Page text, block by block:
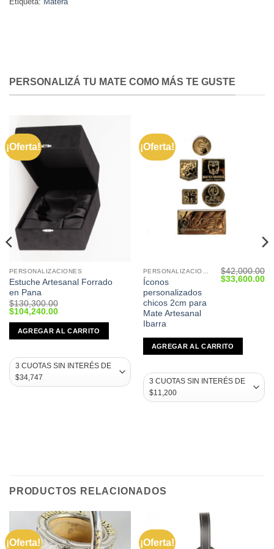
PERSONALIZÁ TU MATE COMO MÁS TE GUSTE
¡Oferta!
PERSONALIZACIONES
Estuche Artesanal Forrado
en Pana
$130,300.00
Original
was:
$130,300.00.
$104,240.00Current
is:
$104,240.00.
AGREGAR AL CARRITO
¡Oferta!
Íconos
personalizados
chicos 2cm para
Mate Artesanal
Ibarra
$42,000.00
Original
$33,600.00
AGREGAR AL CARRITO
PRODUCTOS RELACIONADOS
¡Oferta! ¡Oferta!